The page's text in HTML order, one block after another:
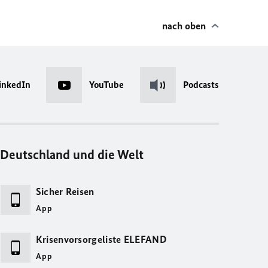
nach oben
YouTube Podcasts
Deutschland und die Welt
Sicher Reisen
App
Krisenvorsorgeliste ELEFAND
App